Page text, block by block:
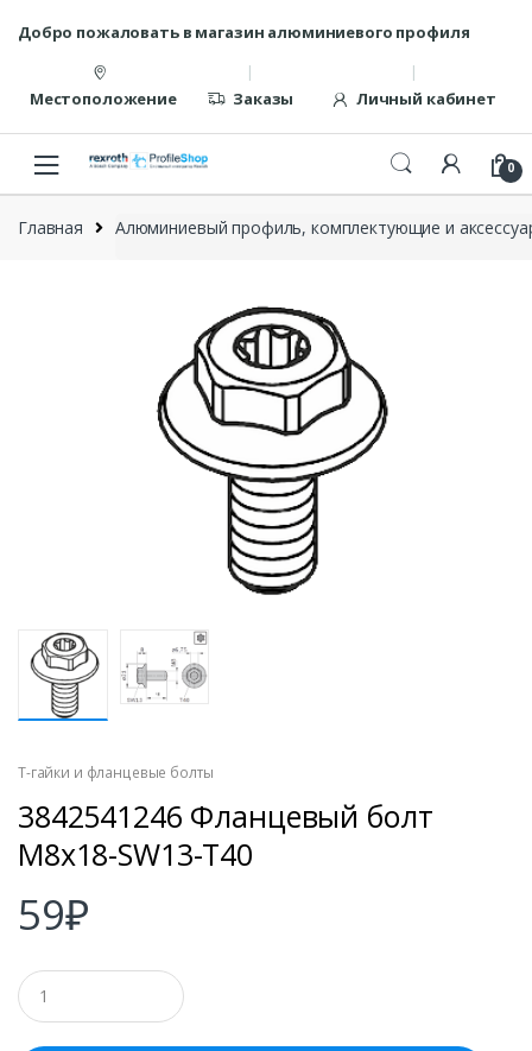
содержанию
Добро пожаловать в магазин алюминиевого профиля
Местоположение Заказы Личный кабинет
0
Главная Алюминиевый профиль, комплектующие и
Т-гайки и фланцевые болты
3842541246 Фланцевый болт
M8x18-SW13-T40
59₽
К
о
л